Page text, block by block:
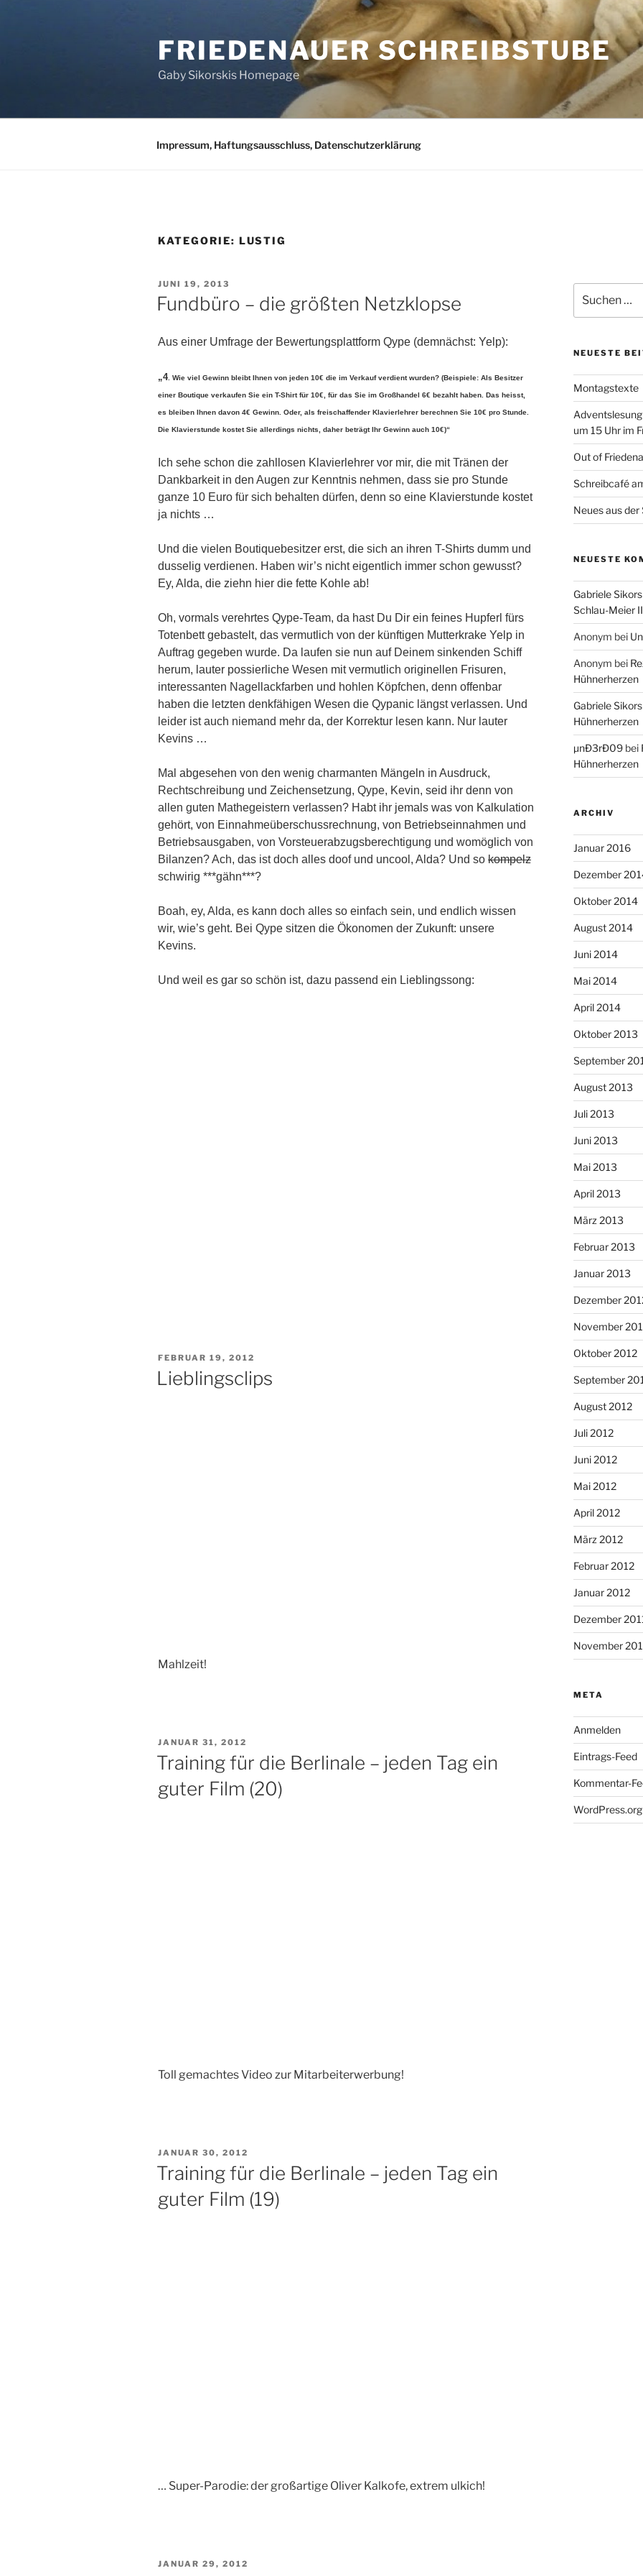
FRIEDENAUER SCHREIBSTUBE
Gaby Sikorskis Homepage
Impressum, Haftungsausschluss, Datenschutzerklärung
KATEGORIE: LUSTIG
VERÖFFENTLICHT
AM
JUNI 19, 2013
Fundbüro – die größten Netzklopse
Aus einer Umfrage der Bewertungsplattform Qype (demnächst: Yelp):
„4 . Wie viel Gewinn bleibt Ihnen von jeden 10€ die im Verkauf verdient wurden? (Beispiele: Als Besitzer
einer Boutique verkaufen Sie ein T-Shirt für 10€, für das Sie im Großhandel 6€ bezahlt haben. Das heisst,
es bleiben Ihnen davon 4€ Gewinn. Oder, als freischaffender Klavierlehrer berechnen Sie 10€ pro Stunde.
Die Klavierstunde kostet Sie allerdings nichts, daher beträgt Ihr Gewinn auch 10€)“
Ich sehe schon die zahllosen Klavierlehrer vor mir, die mit Tränen der
Dankbarkeit in den Augen zur Kenntnis nehmen, dass sie pro Stunde
ganze 10 Euro für sich behalten dürfen, denn so eine Klavierstunde kostet
ja nichts …
Und die vielen Boutiquebesitzer erst, die sich an ihren T-Shirts dumm und
dusselig verdienen. Haben wir’s nicht eigentlich immer schon gewusst?
Ey, Alda, die ziehn hier die fette Kohle ab!
Oh, vormals verehrtes Qype-Team, da hast Du Dir ein feines Hupferl fürs
Totenbett gebastelt, das vermutlich von der künftigen Mutterkrake Yelp in
Auftrag gegeben wurde. Da laufen sie nun auf Deinem sinkenden Schiff
herum, lauter possierliche Wesen mit vermutlich originellen Frisuren,
interessanten Nagellackfarben und hohlen Köpfchen, denn offenbar
haben die letzten denkfähigen Wesen die Qypanic längst verlassen. Und
leider ist auch niemand mehr da, der Korrektur lesen kann. Nur lauter
Kevins …
Mal abgesehen von den wenig charmanten Mängeln in Ausdruck,
Rechtschreibung und Zeichensetzung, Qype, Kevin, seid ihr denn von
allen guten Mathegeistern verlassen? Habt ihr jemals was von Kalkulation
gehört, von Einnahmeüberschussrechnung, von Betriebseinnahmen und
Betriebsausgaben, von Vorsteuerabzugsberechtigung und womöglich von
Bilanzen? Ach, das ist doch alles doof und uncool, Alda? Und so kompelz
schwirig ***gähn***?
Boah, ey, Alda, es kann doch alles so einfach sein, und endlich wissen
wir, wie’s geht. Bei Qype sitzen die Ökonomen der Zukunft: unsere
Kevins.
Und weil es gar so schön ist, dazu passend ein Lieblingssong:
VERÖFFENTLICHT
FEBRUAR 19, 2012
Lieblingsclips
Mahlzeit!
VERÖFFENTLICHT
AM
JANUAR 31, 2012
Training für die Berlinale – jeden Tag ein
guter Film (20)
Toll gemachtes Video zur Mitarbeiterwerbung!
VERÖFFENTLICHT
AM
JANUAR 30, 2012
Training für die Berlinale – jeden Tag ein
guter Film (19)
… Super-Parodie: der großartige Oliver Kalkofe, extrem ulkich!
VERÖFFENTLICHT
JANUAR 29, 2012
nach:
NEUESTE
Montagstexte
um 15 Uhr im
Out of
Schreibcafé
Neues aus
NEUESTE
Gabriele
Schlau-Meier II
Anonym bei
Anonym bei
Hühnerherzen
Gabriele
Hühnerherzen
µnÐ3rÐ09bei
Hühnerherzen
ARCHIV
Januar 2016
Dezember
Oktober 2014
August 2014
Juni 2014
Mai 2014
April 2014
Oktober 2013
September
August 2013
Juli 2013
Juni 2013
Mai 2013
April 2013
März 2013
Februar 2013
Januar 2013
Dezember
November
Oktober 2012
September
August 2012
Juli 2012
Juni 2012
Mai 2012
April 2012
März 2012
Februar 2012
Januar 2012
Dezember
November
META
Anmelden
Eintrags-Feed
Kommentar-
WordPress.org